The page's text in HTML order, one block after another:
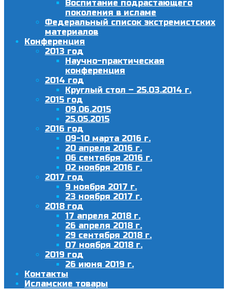
Воспитание подрастающего
поколения в исламе
Федеральный список экстремистских
материалов
Конференция
2013 год
Научно-практическая
конференция
2014 год
Круглый стол – 25.03.2014 г.
2015 год
09.06.2015
25.05.2015
2016 год
09-10 марта 2016 г.
20 апреля 2016 г.
06 сентября 2016 г.
02 ноября 2016 г.
2017 год
9 ноября 2017 г.
23 ноября 2017 г.
2018 год
17 апреля 2018 г.
26 апреля 2018 г.
29 сентября 2018 г.
07 ноября 2018 г.
2019 год
26 июня 2019 г.
Контакты
Исламские товары